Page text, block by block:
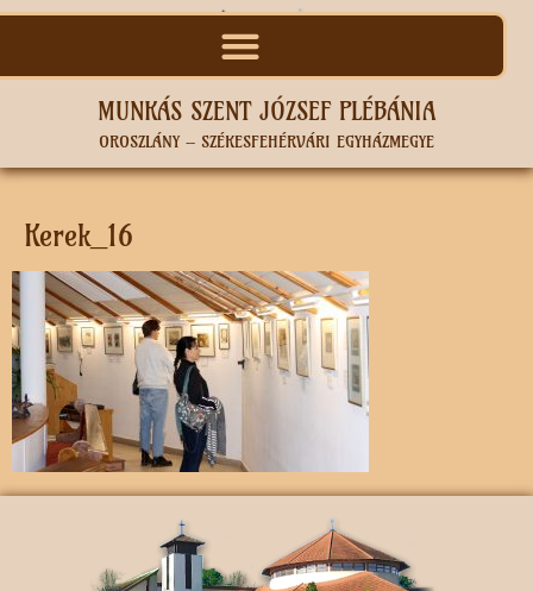
MUNKÁS SZENT JÓZSEF PLÉBÁNIA
OROSZLÁNY – SZÉKESFEHÉRVÁRI EGYHÁZMEGYE
Kerek_16